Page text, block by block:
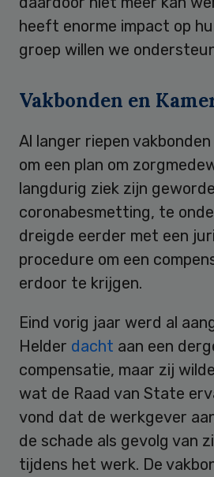
heeft enorme impact op
groep willen we
Vakbonden en
Al langer riepen
om een plan om
langdurig ziek zijn
coronabesmetting, te
dreigde eerder met een
procedure om een
erdoor te krijgen.
Eind vorig jaar werd al
Helder dacht aan een
compensatie, maar zij
wat de Raad van State
vond dat de werkgever
de schade als gevolg van
tijdens het werk. De